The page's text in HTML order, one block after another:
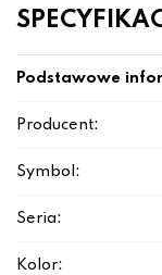
Podstawowe
Producent:
Symbol:
Seria:
Kolor: